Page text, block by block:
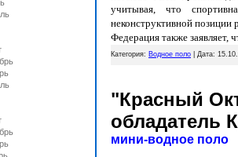
учитывая, что
неконструктивной позиции
Федерация также заявляет,
Категория: Водное поло | Дата:
"Красный
обладатель
мини-водное поло